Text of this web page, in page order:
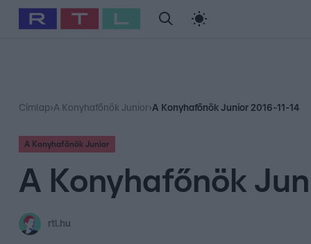
Babits Marcella Szellő István Most Wanted
Címlap›A Konyhafőnök Junior›A Konyhafőnök Junior 2016-11-14
A Konyhafőnök Junior
A Konyhafőnök
rtl.hu